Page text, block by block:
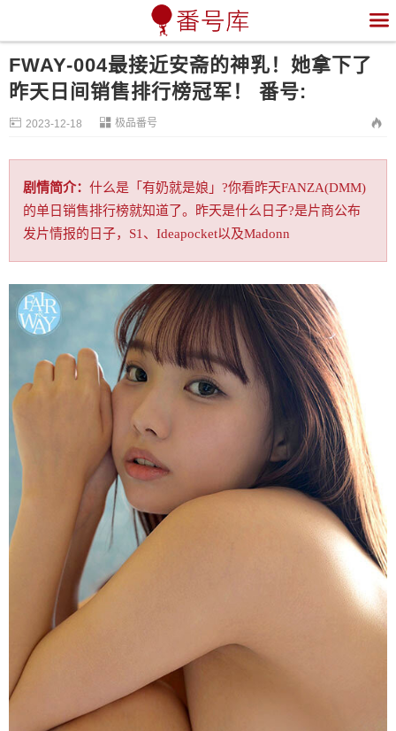

FWAY-004最接近安斋的神乳！她拿下了
昨天日间销售排行榜冠军！ 番号:
 2023-12-18  极品番号 
剧情简介： 什么是「有奶就是娘」?你看昨天FANZA(DMM)
的单日销售排行榜就知道了。昨天是什么日子?是片商公布
发片情报的日子，S1、Ideapocket以及Madonn